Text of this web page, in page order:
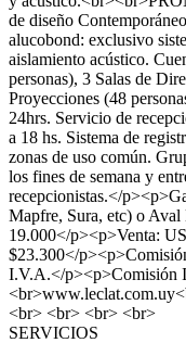
de diseño
alucobond: exclusivo
aislamiento acústico.
personas), 3 Salas de
Proyecciones (48
24hrs. Servicio de
a 18 hs. Sistema de
zonas de uso común.
los fines de semana y
recepcionistas.</
Mapfre, Sura, etc) o
19.000</p><p>Venta:
$23.300</
I.V.A.</p><p>Comisión
<br> <br> <br> <br>
SERVICIOS